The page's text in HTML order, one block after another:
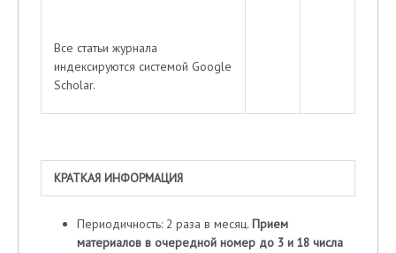
Все статьи журнала
индексируются системой Google
Scholar.
КРАТКАЯ ИНФОРМАЦИЯ
Периодичность: 2 раза в месяц.Прием
материалов в очередной номер до 3 и 18 числа